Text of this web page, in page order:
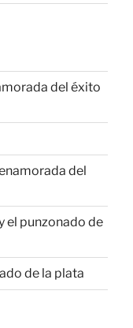
del éxito
del
el punzonado de
de la plata